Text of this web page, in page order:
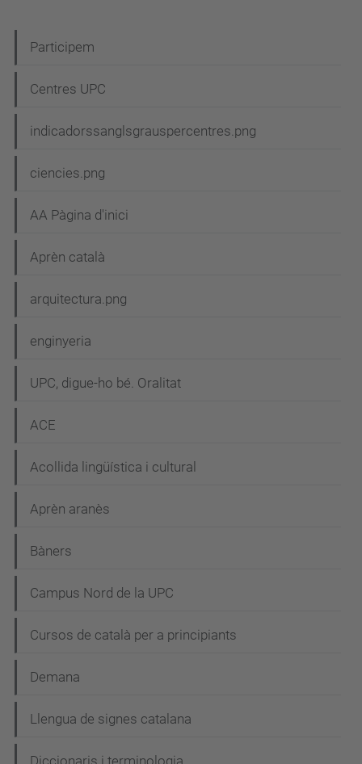
a
v
g
a
i
ó
Participem
Centres UPC
indicadorssanglsgrauspercentres.png
ciencies.png
AA Pàgina d'inici
Aprèn català
arquitectura.png
enginyeria
UPC, digue-ho bé. Oralitat
ACE
Acollida lingüística i cultural
Aprèn aranès
Bàners
Campus Nord de la UPC
Cursos de català per a principiants
Demana
Llengua de signes catalana